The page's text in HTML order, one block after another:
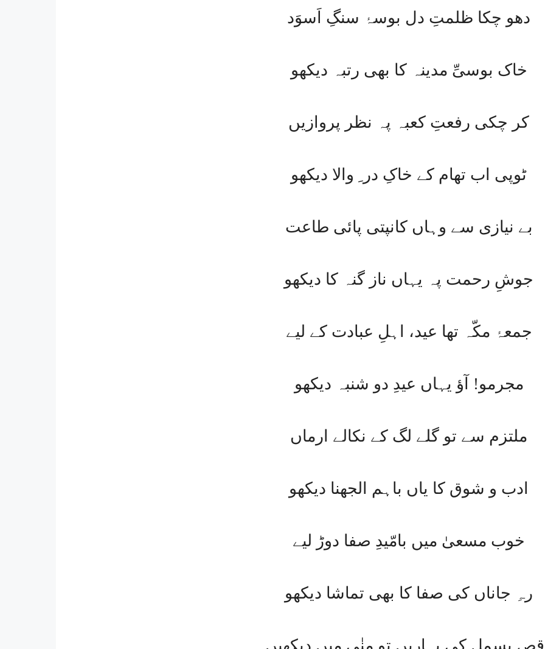
دھو چکا ظلمتِ دل بوسۂ سنگِ اَسوَد
خاک بوسیِّ مدینہ کا بھی رتبہ دیکھو
کر چکی رفعتِ کعبہ پہ نظر پروازیں
ٹوپی اب تھام کے خاکِ در ِ والا دیکھو
بے نیازی سے وہاں کانپتی پائی طاعت
جوشِ رحمت پہ یہاں ناز گنہ کا دیکھو
جمعۂ مکّہ تھا عید، اہلِ عبادت کے لیے
مجرمو! آؤ یہاں عیدِ دو شنبہ دیکھو
ملتزم سے تو گلے لگ کے نکالے ارماں
ادب و شوق کا یاں باہم الجھنا دیکھو
خوب مسعیٰ میں بامّیدِ صفا دوڑ لیے
رہِ جاناں کی صفا کا بھی تماشا دیکھو
بسمل کی بہاریں تو منٰی میں دیکھیں